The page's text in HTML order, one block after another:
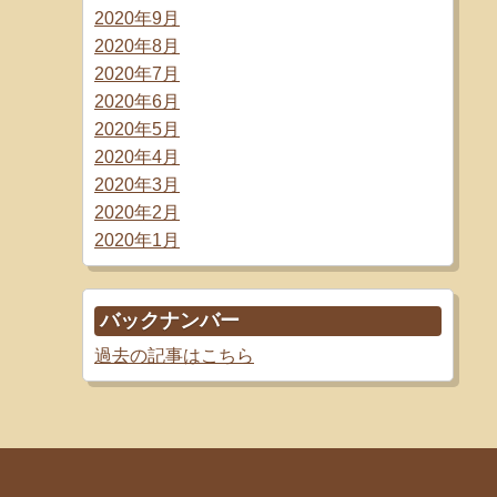
2020年9月
2020年8月
2020年7月
2020年6月
2020年5月
2020年4月
2020年3月
2020年2月
2020年1月
バックナンバー
過去の記事はこちら